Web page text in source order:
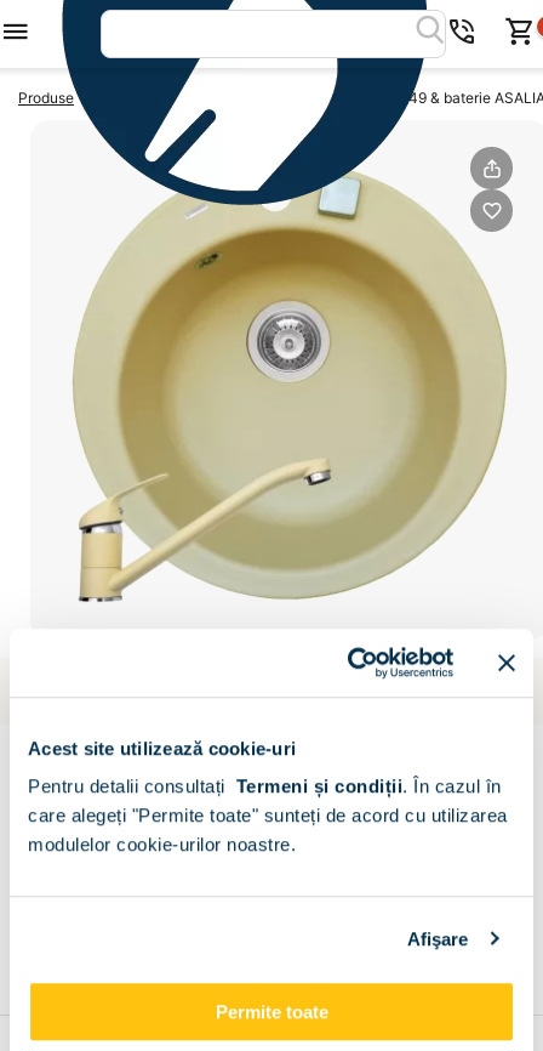
Acest site utilizează cookie-uri
Pentru detalii consultați Termeni și condiții. În cazul în
care alegeți "Permite toate" sunteți de acord cu utilizarea
modulelor cookie-urilor noastre.
Afişare
Permite toate
Produse BUCATARIE Set chiuveta granit ALYA 1B Ø49 & baterie
Estimare: 11 aug - 9 oct
Set chiuveta granit ALYA 1B Ø49 & baterie ASALIA -
(0) Scrie un comentariu
CONFIGURATOR
Recenzii